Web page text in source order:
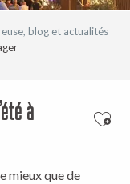
blog et actualités
à
mieux que de